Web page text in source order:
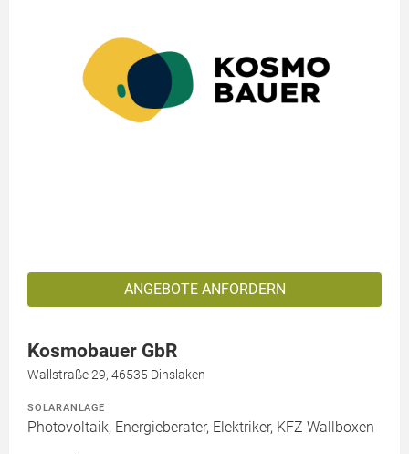
ANGEBOTE ANFORDERN
Kosmobauer GbR
Wallstraße 29, 46535 Dinslaken
SOLARANLAGE
Photovoltaik, Energieberater, Elektriker, KFZ Wallboxen